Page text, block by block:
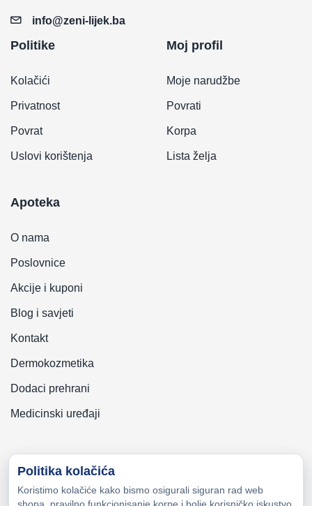
info@zeni-lijek.ba
Politike
Kolačići
Privatnost
Povrat
Uslovi korištenja
Moj profil
Moje narudžbe
Povrati
Korpa
Lista želja
Apoteka
O nama
Poslovnice
Akcije i kuponi
Blog i savjeti
Kontakt
Dermokozmetika
Dodaci prehrani
Medicinski uređaji
Copyright © 2026 Zeni-Lijek Apoteka. Sva prava zadržana
Politika kolačića
Koristimo kolačiće kako bismo osigurali siguran rad web